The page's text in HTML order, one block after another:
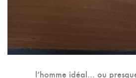
l’homme idéal… ou